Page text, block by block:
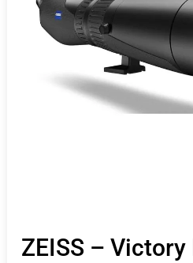
ZEISS – Victory